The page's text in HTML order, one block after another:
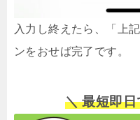
入力し終えたら、「上
ンをおせば完了です。
＼ 最短即